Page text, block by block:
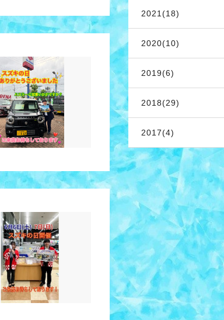
2021(18)
2020(10)
2019(6)
2018(29)
2017(4)